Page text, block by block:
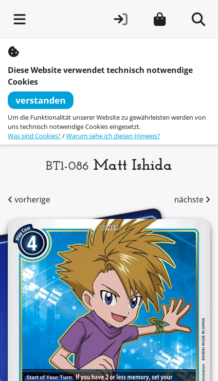
n
Diese Website verwendet technisch notwendige
Cookies
verstanden
Um die Funktionalität unserer Website zu gewährleisten werden von
uns technisch notwendige Cookies eingesetzt.
Was sind Cookies?/Warum sehe ich diesen Hinweis?
BT1-086 Matt Ishida
vorherige nächste